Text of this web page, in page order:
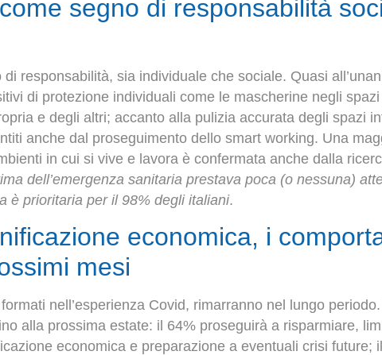
segno di responsabilità
responsabilità, sia individuale che sociale. Quasi
di protezione individuali come le mascherine negli
e degli altri; accanto alla pulizia accurata degli spazi
anche dal proseguimento dello smart working. Una
in cui si vive e lavora è confermata anche dalla
dell’emergenza sanitaria prestava poca (o nessuna)
è prioritaria per il 98% degli italiani.
economica, i
mesi
nell’esperienza Covid, rimarranno nel lungo
alla prossima estate: il 64% proseguirà a risparmiare,
economica e preparazione a eventuali crisi future;